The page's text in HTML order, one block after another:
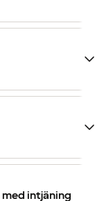
intjäning